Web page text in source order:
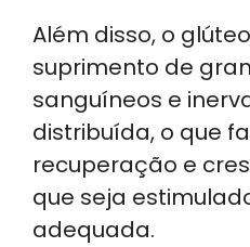
Além disso, o
suprimento de
sanguíneos e
distribuída, o que
recuperação e
que seja
adequada.